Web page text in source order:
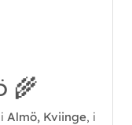
🌾
i Almö, Kviinge, i